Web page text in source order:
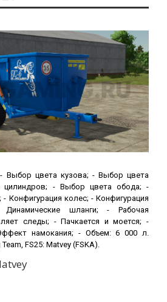
Выбор цвета кузова; - Выбор цвета
- Выбор цвета обода; -
- Конфигурация колес; - Конфигурация
шланги; - Рабочая
следы; - Пачкается и моется; -
намокания; - Объем: 6 000 л.
FS25: Matvey (FSKA).